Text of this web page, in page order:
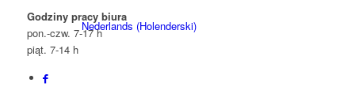
Nederlands (Holenderski)
Godziny pracy biura
pon.-czw. 7-17 h
piąt. 7-14 h